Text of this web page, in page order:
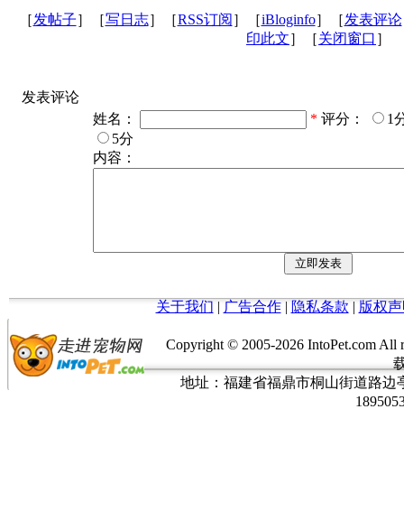
［发帖子］［写日志］［RSS订阅 ］［iBloginfo］［发表评论
印此文］［关闭窗口 ］
发表评论
姓名：
* 评分：
1
5分
内容：
关于我们 | 广告合作| 隐私条款 | 版权
Copyright © 2005-2026 IntoPet.com
地址：福建省福鼎市桐山街道路边